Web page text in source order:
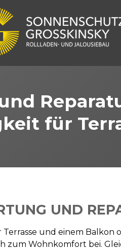
für
UND
Terrasse und einem
zum Wohnkomfort bei.